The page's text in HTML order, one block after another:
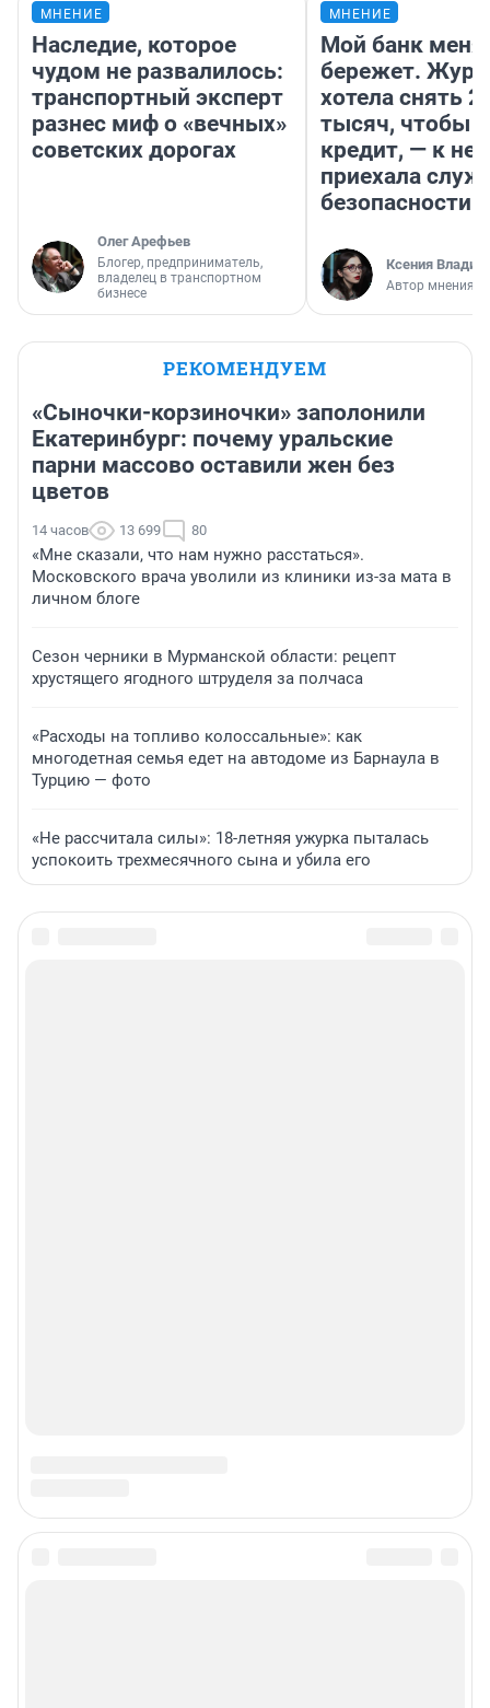
МНЕНИЕ
Наследие, которое
чудом не развалилось:
транспортный эксперт
разнес миф о «вечных»
советских дорогах
Олег Арефьев
Блогер, предприниматель,
владелец в транспортном
бизнесе
МНЕНИЕ
Мой банк меня
бережет.
хотела снять
тысяч, чтобы
кредит, — к
приехала
безопасности
Ксения
Автор мнения
РЕКОМЕНДУЕМ
«Сыночки-корзиночки» заполонили
Екатеринбург: почему уральские
парни массово оставили жен без
цветов
14 часов 13 699 80
«Мне сказали, что нам нужно расстаться».
Московского врача уволили из клиники из-за мата в
личном блоге
Сезон черники в Мурманской области: рецепт
хрустящего ягодного штруделя за полчаса
«Расходы на топливо колоссальные»: как
многодетная семья едет на автодоме из Барнаула в
Турцию — фото
«Не рассчитала силы»: 18-летняя ужурка пыталась
успокоить трехмесячного сына и убила его